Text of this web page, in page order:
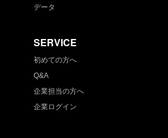
データ
SERVICE
初めての方へ
Q&A
企業担当の方へ
企業ログイン